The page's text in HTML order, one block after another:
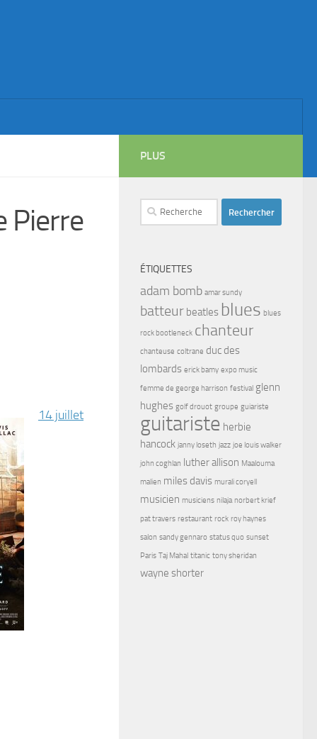
Pierre
14 juillet
PLUS
Rechercher :
ÉTIQUETTES
adam bomb amar sundy
batteur beatles blues blues
rock bootleneck chanteur
chanteuse coltrane duc des
lombards erick bamy expo music
femme de george harrison festival glenn
hughes golf drouot groupe guiariste
guitariste herbie
hancock janny loseth jazz joe louis walker
john coghlan luther allison Maalouma
malien miles davis murali coryell
musicien musiciens nilaja norbert krief
pat travers restaurant rock roy haynes
salon sandy gennaro status quo sunset
Paris Taj Mahal titanic tony sheridan
wayne shorter